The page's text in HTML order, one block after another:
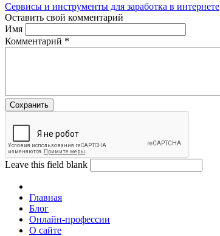
Сервисы и инструменты для заработка в интернете
Оставить свой комментарий
Имя
Комментарий *
Leave this field blank
Главная
Блог
Онлайн-профессии
О сайте